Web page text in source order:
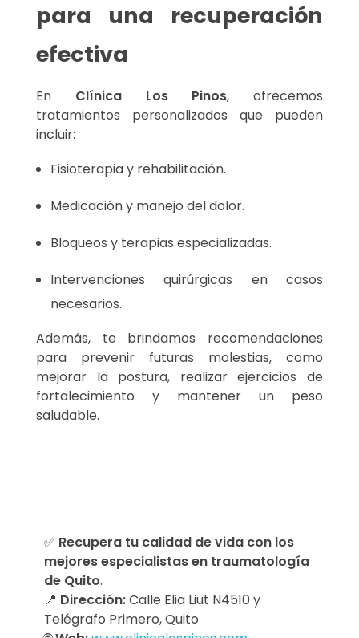
para una recuperación
efectiva
En Clínica Los Pinos, ofrecemos
tratamientos personalizados que pueden
incluir:
Fisioterapia y rehabilitación.
Medicación y manejo del dolor.
Bloqueos y terapias especializadas.
Intervenciones quirúrgicas en casos
necesarios.
Además, te brindamos recomendaciones
para prevenir futuras molestias, como
mejorar la postura, realizar ejercicios de
fortalecimiento y mantener un peso
saludable.
✅ Recupera tu calidad de vida con los
mejores especialistas en traumatología
de Quito.
📍 Dirección:Calle Elia Liut N4510 y
Telégrafo Primero, Quito